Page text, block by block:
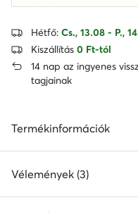
Hétfő: Cs., 13.08 - P.,
Kiszállítás 0 Ft-tól
14 nap az ingyenes
tagjainak
Termékinformációk
Vélemények (3)